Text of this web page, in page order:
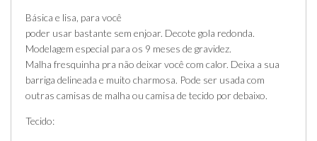
Básica e lisa, para você
poder usar bastante sem enjoar. Decote gola redonda.
Modelagem especial para os 9 meses de gravidez.
Malha fresquinha pra não deixar você com calor. Deixa a sua
barriga delineada e muito charmosa. Pode ser usada com
outras camisas de malha ou camisa de tecido por debaixo.
Tecido: